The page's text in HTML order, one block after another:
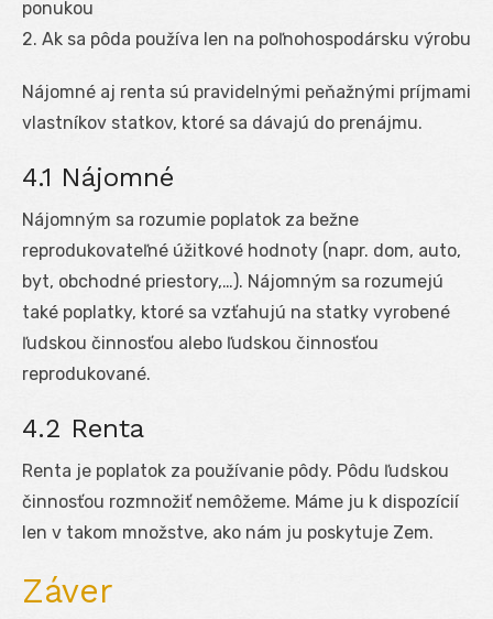
ponukou
2. Ak sa pôda používa len na poľnohospodársku výrobu
Nájomné aj renta sú pravidelnými peňažnými príjmami
vlastníkov statkov, ktoré sa dávajú do prenájmu.
4.1 Nájomné
Nájomným sa rozumie poplatok za bežne
reprodukovateľné úžitkové hodnoty (napr. dom, auto,
byt, obchodné priestory,…). Nájomným sa rozumejú
také poplatky, ktoré sa vzťahujú na statky vyrobené
ľudskou činnosťou alebo ľudskou činnosťou
reprodukované.
4.2 Renta
Renta je poplatok za používanie pôdy. Pôdu ľudskou
činnosťou rozmnožiť nemôžeme. Máme ju k dispozícií
len v takom množstve, ako nám ju poskytuje Zem.
Záver